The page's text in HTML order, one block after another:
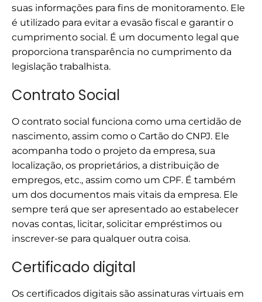
suas informações para fins de monitoramento. Ele
é utilizado para evitar a evasão fiscal e garantir o
cumprimento social. É um documento legal que
proporciona transparência no cumprimento da
legislação trabalhista.
Contrato Social
O contrato social funciona como uma certidão de
nascimento, assim como o Cartão do CNPJ. Ele
acompanha todo o projeto da empresa, sua
localização, os proprietários, a distribuição de
empregos, etc., assim como um CPF. É também
um dos documentos mais vitais da empresa. Ele
sempre terá que ser apresentado ao estabelecer
novas contas, licitar, solicitar empréstimos ou
inscrever-se para qualquer outra coisa.
Certificado digital
Os certificados digitais são assinaturas virtuais em